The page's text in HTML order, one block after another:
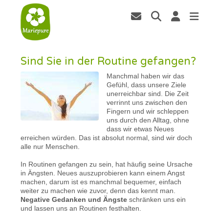
Sind Sie in der Routine gefangen?
Manchmal haben wir das
Gefühl, dass unsere Ziele
unerreichbar sind. Die Zeit
verrinnt uns zwischen den
Fingern und wir schleppen
uns durch den Alltag, ohne
dass wir etwas Neues
erreichen würden. Das ist absolut normal, sind wir doch
alle nur Menschen.
In Routinen gefangen zu sein, hat häufig seine Ursache
in Ängsten. Neues auszuprobieren kann einem Angst
machen, darum ist es manchmal bequemer, einfach
weiter zu machen wie zuvor, denn das kennt man.
Negative Gedanken und Ängste schränken uns ein
und lassen uns an Routinen festhalten.